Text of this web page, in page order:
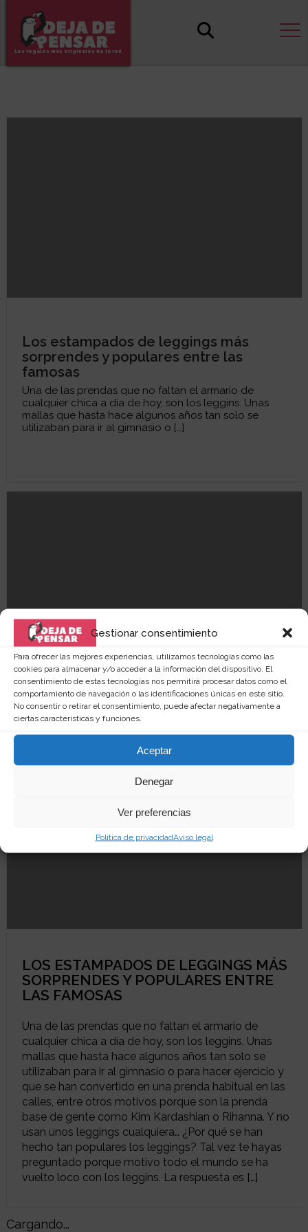
Gestionar consentimiento
Para ofrecer las mejores experiencias, utilizamos tecnologías como las
cookies para almacenar y/o acceder a la información del dispositivo. El
consentimiento de estas tecnologías nos permitirá procesar datos como el
comportamiento de navegación o las identificaciones únicas en este sitio.
No consentir o retirar el consentimiento, puede afectar negativamente a
ciertas características y funciones.
Aceptar
Denegar
Ver preferencias
Política de privacidadAviso legal
Los regalos más originales de la red
Los estampados de leggings más
sorprendes y populares entre las
famosas
Una de las prendas que no faltan el armario de
cualquier chica a día de hoy, son los leggins. Unas
mallas que hasta hace algunos años tan solo se
utilizaban para ir al gimnasio o […]
LOS ESTAMPADOS DE LEGGINGS MÁS
SORPRENDES Y POPULARES ENTRE
LAS FAMOSAS
Una de las prendas que no faltan el armario de
cualquier chica a día de hoy, son los leggins. Unas
mallas que hasta hace algunos años tan solo se
utilizaban para ir al gimnasio o para hacer ejercicio y
que se han convertido en una prenda habitual en las
calles, entre otros motivos porque son la prenda
base de gente como Kim Kardashian o Rihanna. Y no
usan unos leggings cualquiera… ¿Por qué se han
hecho tan populares los leggings? Tal vez te hayas
preguntado porque motivo todo el mundo se ha
vuelto loco con los leggins. La respuesta es […]
Cargando...